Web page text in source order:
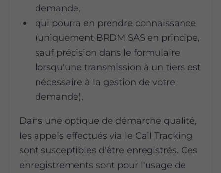
demande,
qui pourra en prendre connaissance
(uniquement BRDM SAS en principe,
sauf précision dans le formulaire
lorsqu'une transmission à un tiers est
nécessaire à la gestion de votre
demande),
Dans une optique de démarche qualité,
les appels effectués via le Call Tracking
sont susceptibles d'être enregistrés. Ces
enregistrements sont pour l'usage de